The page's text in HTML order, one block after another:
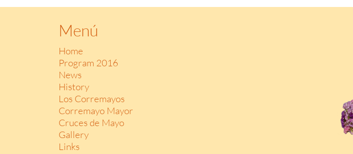
Menú
Home
Program 2016
News
History
Los Corremayos
Corremayo Mayor
Cruces de Mayo
Gallery
Links